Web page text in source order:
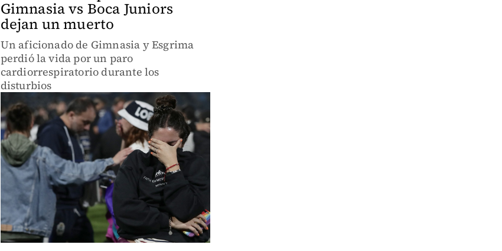
Gimnasia vs Boca Juniors
dejan un muerto
Un aficionado de Gimnasia y Esgrima
perdió la vida por un paro
cardiorrespiratorio durante los
disturbios